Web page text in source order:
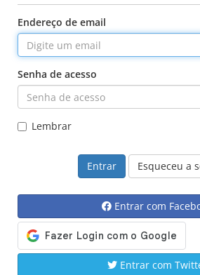
Endereço de email
Senha de acesso
Lembrar
Esqueceu a
Entrar com
Entrar com